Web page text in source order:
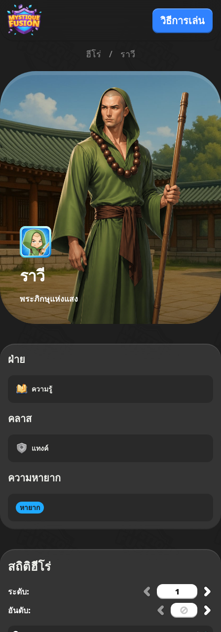
วิธีการเล่น
ฮีโร่ / ราวี
ราวี
พระภิกษุแห่งแสง
ฝ่าย
ความรู้
คลาส
แทงค์
ความหายาก
หายาก
สถิติฮีโร่
ระดับ:
อันดับ: